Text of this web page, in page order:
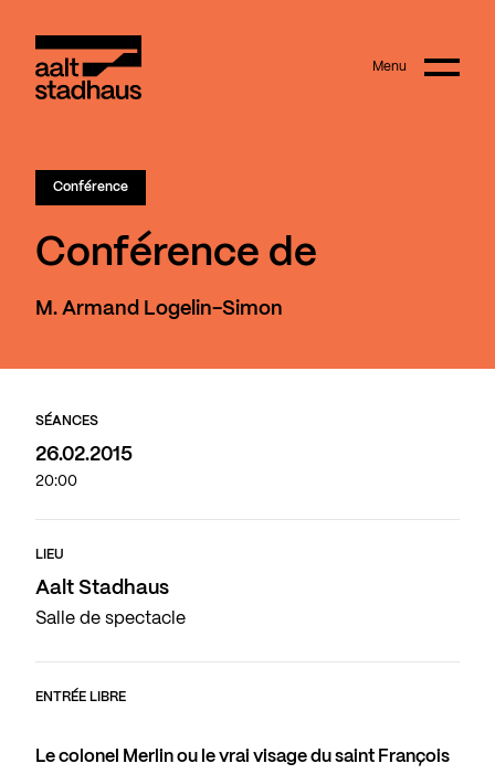
Main content Menu
Conférence
Conférence de
M. Armand Logelin-Simon
SÉANCES
26.02.2015
20:00
LIEU
Aalt Stadhaus
Salle de spectacle
ENTRÉE LIBRE
Le colonel Merlin ou le vrai visage du saint François